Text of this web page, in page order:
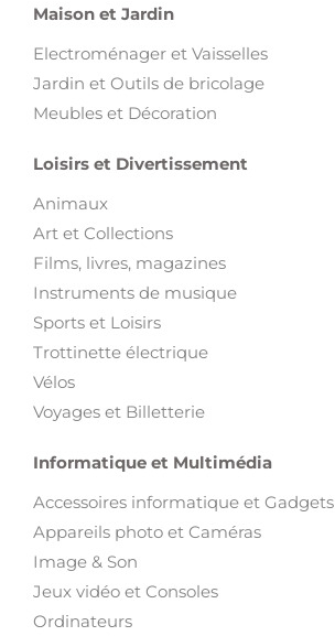
Maison et Jardin
Electroménager et Vaisselles
Jardin et Outils de bricolage
Meubles et Décoration
Loisirs et Divertissement
Animaux
Art et Collections
Films, livres, magazines
Instruments de musique
Sports et Loisirs
Trottinette électrique
Vélos
Voyages et Billetterie
Informatique et Multimédia
Accessoires informatique et Gadgets
Appareils photo et Caméras
Image & Son
Jeux vidéo et Consoles
Ordinateurs